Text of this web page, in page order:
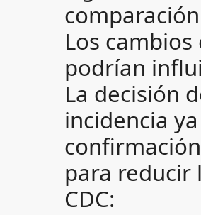
Los
podrían
La decisión
incidencia
para reducir
CDC: